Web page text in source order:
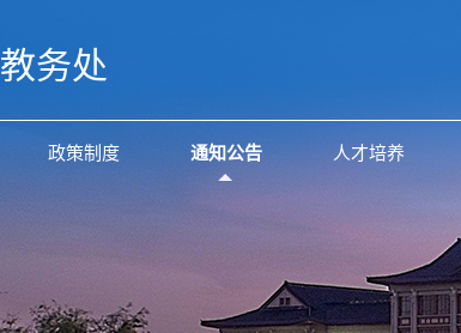
教务处
政策制度 通知公告 人才培养